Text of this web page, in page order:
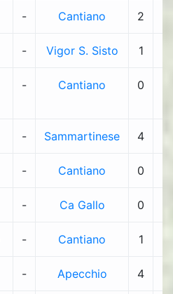
- Cantiano 2
- Vigor S. Sisto 1
- Cantiano 0
- Sammartinese 4
- Cantiano 0
- Ca Gallo 0
- Cantiano 1
- Apecchio 4